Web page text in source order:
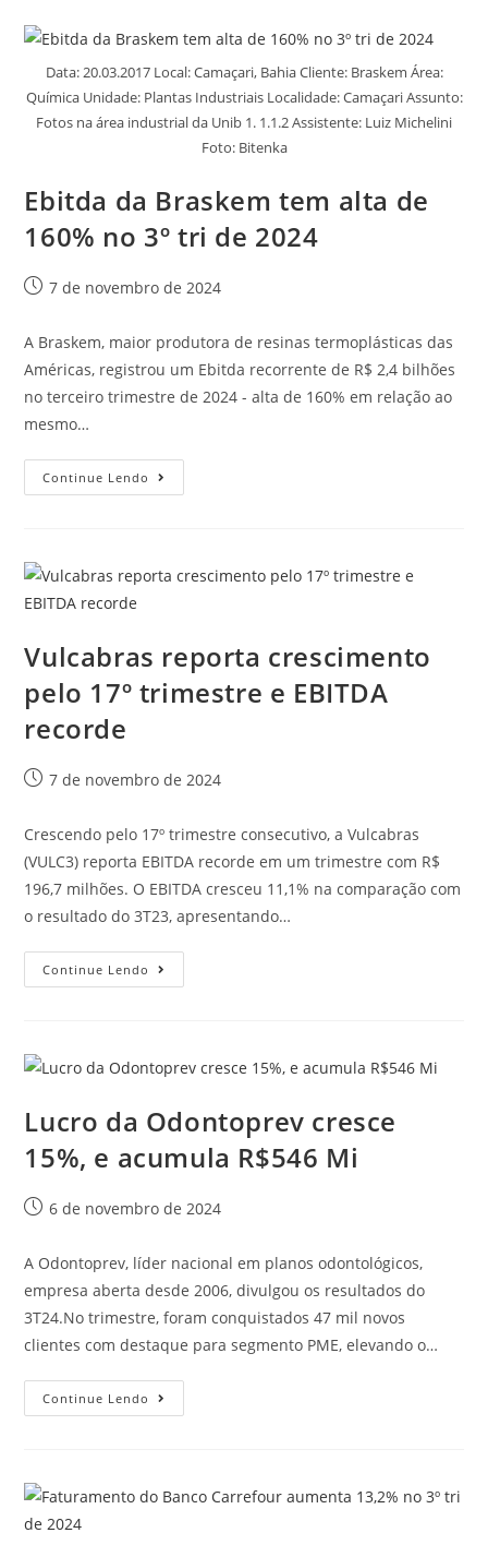
Data: 20.03.2017 Local: Camaçari, Bahia Cliente: Braskem Área:
Química Unidade: Plantas Industriais Localidade: Camaçari Assunto:
Fotos na área industrial da Unib 1. 1.1.2 Assistente: Luiz Michelini
Foto: Bitenka
Ebitda da Braskem tem alta de
160% no 3º tri de 2024
7 de novembro de 2024
A Braskem, maior produtora de resinas termoplásticas das
Américas, registrou um Ebitda recorrente de R$ 2,4 bilhões
no terceiro trimestre de 2024 - alta de 160% em relação ao
mesmo…
Continue Lendo
Vulcabras reporta crescimento
pelo 17º trimestre e EBITDA
recorde
7 de novembro de 2024
Crescendo pelo 17º trimestre consecutivo, a Vulcabras
(VULC3) reporta EBITDA recorde em um trimestre com R$
196,7 milhões. O EBITDA cresceu 11,1% na comparação com
o resultado do 3T23, apresentando…
Continue Lendo
Lucro da Odontoprev cresce
15%, e acumula R$546 Mi
6 de novembro de 2024
A Odontoprev, líder nacional em planos odontológicos,
empresa aberta desde 2006, divulgou os resultados do
3T24.No trimestre, foram conquistados 47 mil novos
clientes com destaque para segmento PME, elevando o…
Continue Lendo